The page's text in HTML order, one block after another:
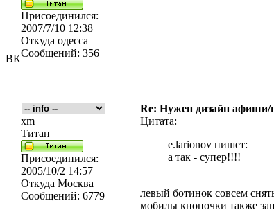
ВК
Присоединился:
2007/7/10 12:38
Откуда одесса
Сообщений: 356
Re: Нужен дизайн афиши/
xm
Титан
Присоединился:
2005/10/2 14:57
Откуда Москва
Сообщений: 6779
Цитата:
e.larionov пишет:
а так - супер!!!!
левый ботинок совсем
мобилы кнопочки также